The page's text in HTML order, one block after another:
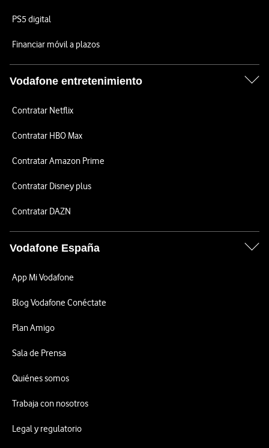
PS5 digital
Financiar móvil a plazos
Vodafone entretenimiento
Contratar Netflix
Contratar HBO Max
Contratar Amazon Prime
Contratar Disney plus
Contratar DAZN
Vodafone España
App Mi Vodafone
Blog Vodafone Conéctate
Plan Amigo
Sala de Prensa
Quiénes somos
Trabaja con nosotros
Legal y regulatorio